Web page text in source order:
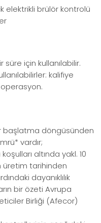
elektrikli brülör kontrolü
süre için kullanılabilir.
kalifiye
başlatma döngüsünden
vardır;
altında yakl. 10
üretim tarihinden
dayanıklılık
bir özeti Avrupa
Birliği (Afecor)